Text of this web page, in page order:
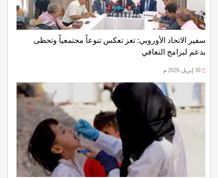
سفير الاتحاد الأوروبي: تعز تعكس تنوعاً مجتمعياً وتحظى
بدعم لبرامج التعافي